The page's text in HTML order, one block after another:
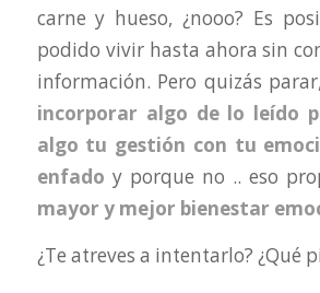
carne y hueso, ¿nooo? Es
podido vivir hasta ahora sin
información. Pero quizás parar,
incorporar algo de lo leído
algo tu gestión con tu
enfado y porque no .. eso
mayor y mejor bienestar
¿Te atreves a intentarlo? ¿Qué